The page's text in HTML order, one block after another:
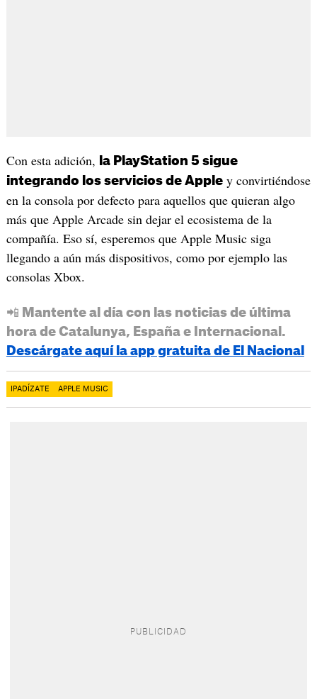
Con esta adición,
la PlayStation 5 sigue
integrando los servicios de Appley convirtiéndose
en la consola por defecto para aquellos que quieran algo
más que Apple Arcade sin dejar el ecosistema de la
compañía. Eso sí, esperemos que Apple Music siga
llegando a aún más dispositivos, como por ejemplo las
consolas Xbox.
📲 Mantente al día con las noticias de última
hora de Catalunya, España e Internacional.
Descárgate aquí la app gratuita de El Nacional
IPADÍZATE APPLE MUSIC